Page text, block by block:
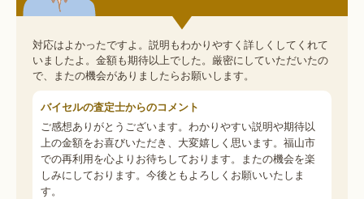
対応はよかったですよ。説明もわかりやすく詳しくしてくれて
いましたよ。金額も期待以上でした。厳密にしていただいたの
で、またの機会がありましたらお願いします。
バイセルの査定士からのコメント
ご感想ありがとうございます。わかりやすい説明や期待以
上の金額をお喜びいただき、大変嬉しく思います。福山市
での再利用を心よりお待ちしております。またの機会を楽
しみにしております。今後ともよろしくお願いいたしま
す。